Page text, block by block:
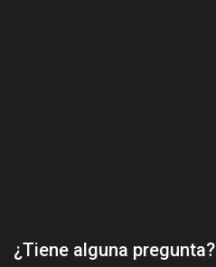
¿Tiene alguna pregunta?